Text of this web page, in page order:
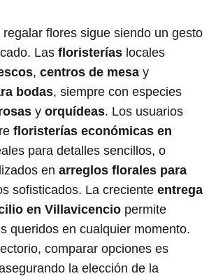
regalar flores sigue siendo un gesto
Las floristerías locales
, centros de mesa y
bodas, siempre con especies
y orquídeas. Los usuarios
floristerías económicas en
para detalles sencillos, o
en arreglos florales para
sofisticados. La creciente entrega
en Villavicencio permite
queridos en cualquier momento.
comparar opciones es
la elección de la